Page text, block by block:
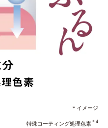
＊イメージ
特殊コーティング処理色素＊4